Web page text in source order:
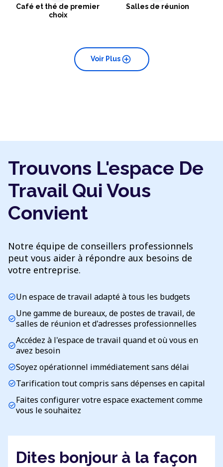
Café et thé de premier
choix
Salles de réunion
add_circle
Voir Plus
Trouvons L'espace De
Travail Qui Vous
Convient
Notre équipe de conseillers professionnels
peut vous aider à répondre aux besoins de
votre entreprise.
check_circleUn espace de travail adapté à tous les budgets
check_circleUne gamme de bureaux, de postes de travail, de
salles de réunion et d'adresses professionnelles
check_circleAccédez à l'espace de travail quand et où vous en
avez besoin
check_circleSoyez opérationnel immédiatement sans délai
check_circleTarification tout compris sans dépenses en capital
check_circleFaites configurer votre espace exactement comme
vous le souhaitez
Dites bonjour à la façon